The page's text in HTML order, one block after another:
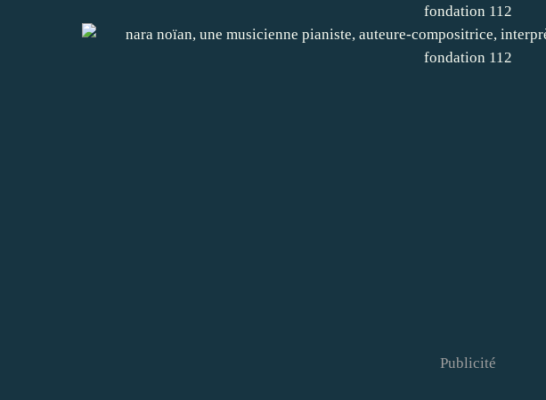
Publicité